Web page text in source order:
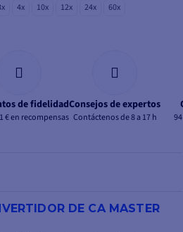
4x 10x 12x 24x 60x
de fidelidad
€ en recompensas
Consejos de expertos
Contáctenos de 8 a 17 h
DE CA MASTER